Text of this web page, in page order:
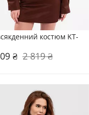
костюм KT-
₴ 2 819 ₴